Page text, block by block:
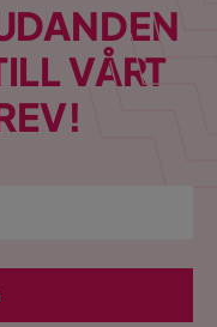
VÅRT